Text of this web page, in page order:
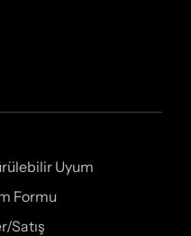
Uyum
Formu
Satış